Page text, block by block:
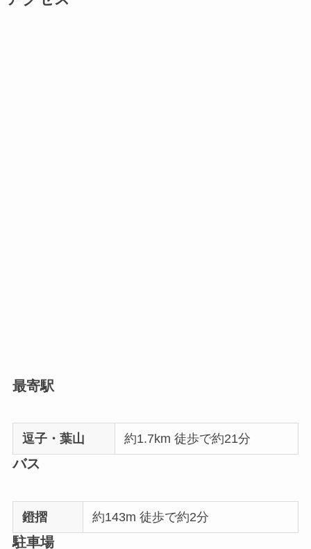
最寄駅
逗子・葉山 約1.7km 徒歩で約21分
バス
鐙摺 約143m 徒歩で約2分
駐車場